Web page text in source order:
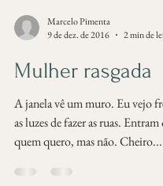
9 de dez. de 2016
2 min de
Mulher rasgada
A janela vê um muro. Eu vejo
quem quero, mas não. Cheiro...